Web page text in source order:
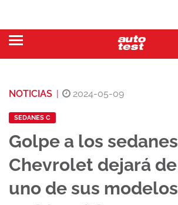
NOTICIAS | 2024-05-09
SEDANES C
Golpe a los
Chevrolet dejará
uno de sus